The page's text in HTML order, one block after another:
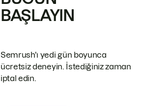
BAŞLAYIN
Semrush'ı yedi gün boyunca
ücretsiz deneyin. İstediğiniz zaman
iptal edin.